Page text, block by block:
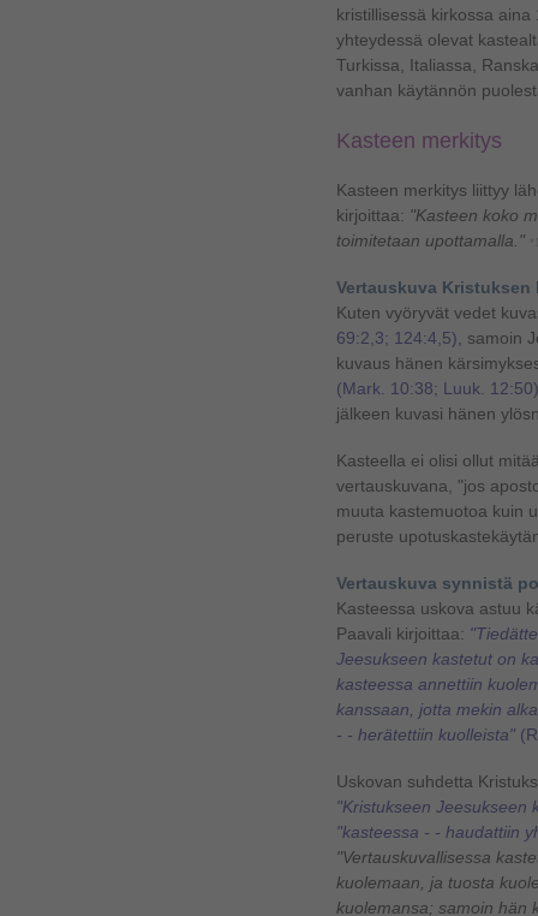
kristillisessä kirkossa
yhteydessä olevat
Turkissa, Italiassa,
vanhan käytännön
Kasteen merkitys
Kasteen merkitys liittyy
kirjoittaa: "Kasteen koko
toimitetaan upottamalla."
Vertauskuva
Kuten vyöryvät vedet
69:2,3; 124:4,5) , samoin
kuvaus hänen
(Mark. 10:38; Luuk. 12:50)
jälkeen kuvasi hänen
Kasteella ei olisi ollut
vertauskuvana, "jos
muuta kastemuotoa kuin
peruste
Vertauskuva synnistä
Kasteessa uskova astuu
Paavali kirjoittaa:
Jeesukseen kastetut on
kasteessa annettiin
kanssaan, jotta mekin
- - herätettiin kuolleista"
Uskovan suhdetta
"Kristukseen Jeesukseen
"kasteessa - - haudattiin
"Vertauskuvallisessa
kuolemaan, ja tuosta
kuolemansa; samoin hän